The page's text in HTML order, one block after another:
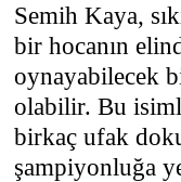
Semih Kaya,
bir hocanın
oynayabilecek
olabilir. Bu
birkaç ufak
şampiyonluğa